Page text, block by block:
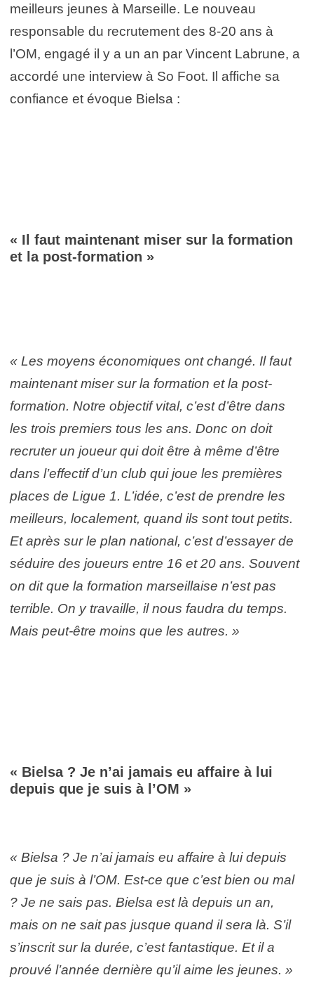
meilleurs jeunes à Marseille. Le nouveau
responsable du recrutement des 8-20 ans à
l’OM, engagé il y a un an par Vincent Labrune, a
accordé une interview à So Foot. Il affiche sa
confiance et évoque Bielsa :
« Il faut maintenant miser sur la formation
et la post-formation »
« Les moyens économiques ont changé. Il faut
maintenant miser sur la formation et la post-
formation. Notre objectif vital, c’est d’être dans
les trois premiers tous les ans. Donc on doit
recruter un joueur qui doit être à même d’être
dans l’effectif d’un club qui joue les premières
places de Ligue 1. L’idée, c’est de prendre les
meilleurs, localement, quand ils sont tout petits.
Et après sur le plan national, c’est d’essayer de
séduire des joueurs entre 16 et 20 ans. Souvent
on dit que la formation marseillaise n’est pas
terrible. On y travaille, il nous faudra du temps.
Mais peut-être moins que les autres. »
« Bielsa ? Je n’ai jamais eu affaire à lui
depuis que je suis à l’OM »
« Bielsa ? Je n’ai jamais eu affaire à lui depuis
que je suis à l’OM. Est-ce que c’est bien ou mal
? Je ne sais pas. Bielsa est là depuis un an,
mais on ne sait pas jusque quand il sera là. S’il
s’inscrit sur la durée, c’est fantastique. Et il a
prouvé l’année dernière qu’il aime les jeunes. »